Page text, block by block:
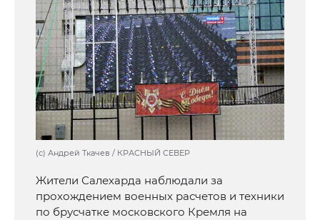
(с) Андрей Ткачев / КРАСНЫЙ СЕВЕР
Жители Салехарда наблюдали за
прохождением военных расчетов и техники
по брусчатке московского Кремля на